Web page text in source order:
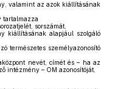
valamint az azok kiállításának
tartalmazza
sorszámát,
kiállításának alapjául szolgáló
természetes személyazonosító
nevét, címét és – ha az
intézmény – OM azonosítóját,